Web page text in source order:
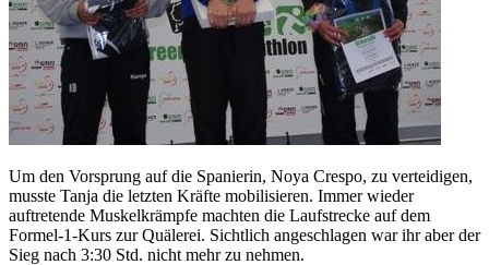
Um den Vorsprung auf die Spanierin, Noya Crespo, zu verteidigen,
musste Tanja die letzten Kräfte mobilisieren. Immer wieder
auftretende Muskelkrämpfe machten die Laufstrecke auf dem
Formel-1-Kurs zur Quälerei. Sichtlich angeschlagen war ihr aber der
Sieg nach 3:30 Std. nicht mehr zu nehmen.